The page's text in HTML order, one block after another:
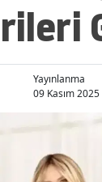
Yayınlanma
09 Kasım